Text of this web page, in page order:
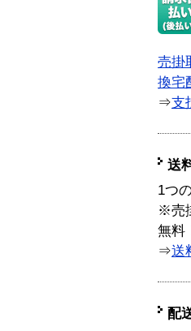
売掛
換宅
⇒支
送
1つ
※売
無料
⇒送
配